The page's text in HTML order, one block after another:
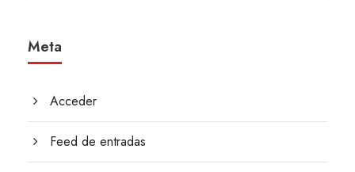
Meta
Acceder
Feed de entradas